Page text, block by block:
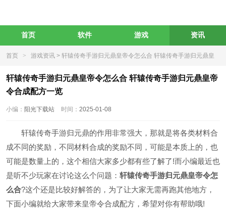
首页 软件 游戏 资讯
首页 > 游戏资讯 > 轩辕传奇手游归元鼎皇帝令怎么合 轩辕传奇手游归元鼎皇
帝令合成配方一览
轩辕传奇手游归元鼎皇帝令怎么合 轩辕传奇手游归元鼎皇帝
令合成配方一览
小编： 阳光下载站 时间： 2025-01-08
轩辕传奇手游归元鼎的作用非常强大，那就是将各类材料合
成不同的奖励，不同材料合成的奖励不同，可能是本质上的，也
可能是数量上的，这个相信大家多少都有些了解了!而小编最近也
是听不少玩家在讨论这么个问题： 轩辕传奇手游归元鼎皇帝令怎
么合?这个还是比较好解答的，为了让大家无需再跑其他地方，
下面小编就给大家带来皇帝令合成配方，希望对你有帮助哦!